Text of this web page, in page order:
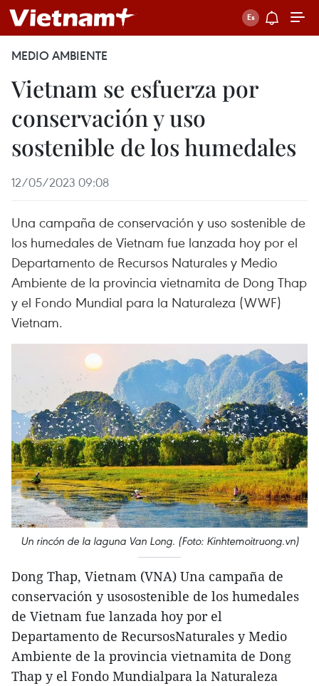
MEDIO AMBIENTE
Vietnam se esfuerza por
conservación y uso
sostenible de los humedales
12/05/2023 09:08
Una campaña de conservación y uso sostenible de
los humedales de Vietnam fue lanzada hoy por el
Departamento de Recursos Naturales y Medio
Ambiente de la provincia vietnamita de Dong Thap
y el Fondo Mundial para la Naturaleza (WWF)
Vietnam.
Un rincón de la laguna Van Long. (Foto: Kinhtemoitruong.vn)
Dong Thap, Vietnam (VNA) Una campaña de
conservación y usosostenible de los humedales
de Vietnam fue lanzada hoy por el
Departamento de RecursosNaturales y Medio
Ambiente de la provincia vietnamita de Dong
Thap y el Fondo Mundialpara la Naturaleza